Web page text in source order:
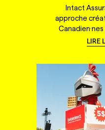
Intact
approche
LIRE